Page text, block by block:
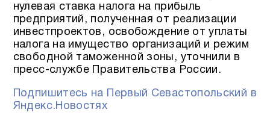
нулевая ставка налога на прибыль
предприятий, полученная от реализации
инвестпроектов, освобождение от уплаты
налога на имущество организаций и режим
свободной таможенной зоны, уточнили в
пресс-службе Правительства России.
Подпишитесь на Первый Севастопольский в
Яндекс.Новостях